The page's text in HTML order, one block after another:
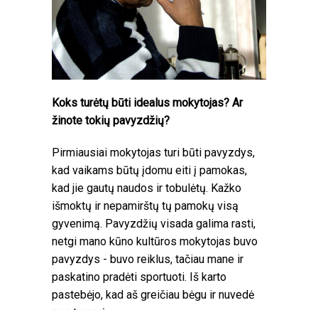
Koks turėtų būti idealus mokytojas? Ar
žinote tokių pavyzdžių?
Pirmiausiai mokytojas turi būti pavyzdys,
kad vaikams būtų įdomu eiti į pamokas,
kad jie gautų naudos ir tobulėtų. Kažko
išmoktų ir nepamirštų tų pamokų visą
gyvenimą. Pavyzdžių visada galima rasti,
netgi mano kūno kultūros mokytojas buvo
pavyzdys - buvo reiklus, tačiau mane ir
paskatino pradėti sportuoti. Iš karto
pastebėjo, kad aš greičiau bėgu ir nuvedė